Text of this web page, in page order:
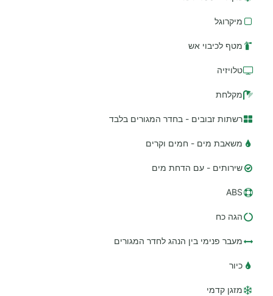
מיקרוגל
מטף לכיבוי אש
טלויזיה
מקלחת
רשתות זבובים - בחדר המגורים בלבד
משאבת מים - חמים וקרים
שירותים - עם הדחת מים
ABS
הגה כח
מעבר פנימי בין הנהג לחדר המגורים
כיור
מזגן קדמי